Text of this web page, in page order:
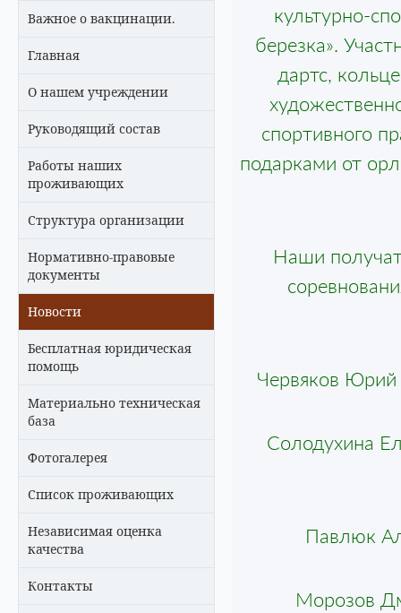
Важное о вакцинации.
Главная
О нашем учреждении
Руководящий состав
Работы наших
проживающих
Структура организации
Нормативно-правовые
документы
Новости
Бесплатная юридическая
помощь
Материально техническая
база
Фотогалерея
Список проживающих
Независимая оценка
качества
Контакты
культурно-
березка».
дартс,
спортивного
подарками от
Наши
Червяков Юрий
Солодухина
Павлюк
Морозов